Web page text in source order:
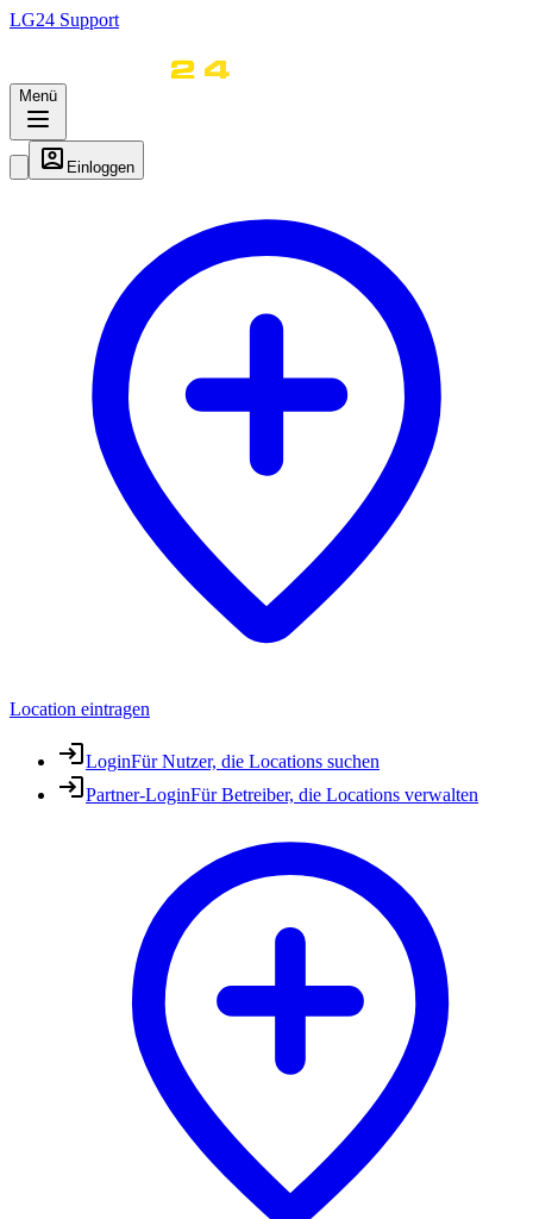
LG24 Support
Menü
Einloggen
Location eintragen
LoginFür Nutzer, die Locations suchen
Partner-LoginFür Betreiber, die Locations verwalten